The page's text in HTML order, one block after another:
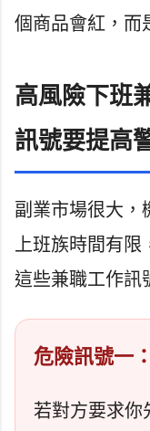
個商品會紅，而
高風險下班
訊號要提高
副業市場很大，
上班族時間有限
這些兼職工作訊
危險訊號一
若對方要求你